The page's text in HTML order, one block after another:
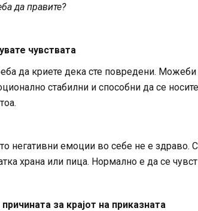
да правите?
чувствата
да криете дека сте повредени.
стабилни и способни да се
негативни емоции во себе не е здраво.
храна или пица. Нормално е да се
за крајот на приказната